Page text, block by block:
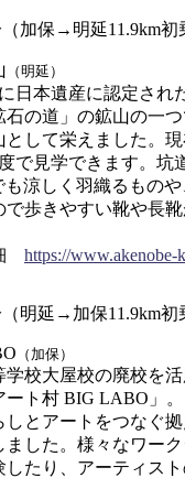
加保→明延11.9km初
（明延）
日本遺産に認定され
の道」の鉱山の一つ
として栄えました。
で見学できます。坑
涼しく羽織るものや
で歩きやすい靴や長
https://www.akenobe-
明延→加保11.9km初
（加保）
学校大屋校の廃校を
ート村 BIG LABO」
しとアートをつなぐ拠
ました。様々なワー
したり、アーティス